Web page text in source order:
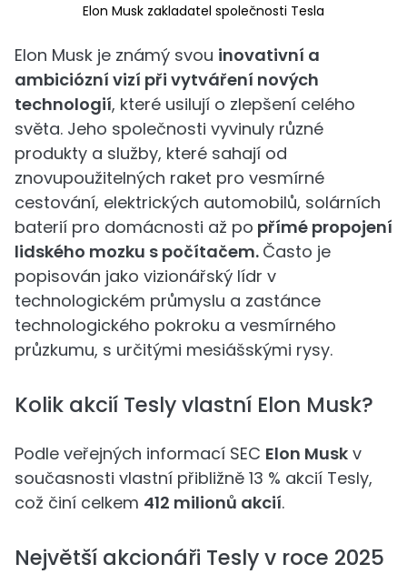
Elon Musk zakladatel společnosti Tesla
Elon Musk je známý svou inovativní a
ambiciózní vizí při vytváření nových
technologií, které usilují o zlepšení celého
světa. Jeho společnosti vyvinuly různé
produkty a služby, které sahají od
znovupoužitelných raket pro vesmírné
cestování, elektrických automobilů, solárních
baterií pro domácnosti až po přímé propojení
lidského mozku s počítačem. Často je
popisován jako vizionářský lídr v
technologickém průmyslu a zastánce
technologického pokroku a vesmírného
průzkumu, s určitými mesiášskými rysy.
Kolik akcií Tesly vlastní Elon Musk?
Podle veřejných informací SEC Elon Musk v
současnosti vlastní přibližně 13 % akcií Tesly,
což činí celkem 412 milionů akcií.
Největší akcionáři Tesly v roce 2025